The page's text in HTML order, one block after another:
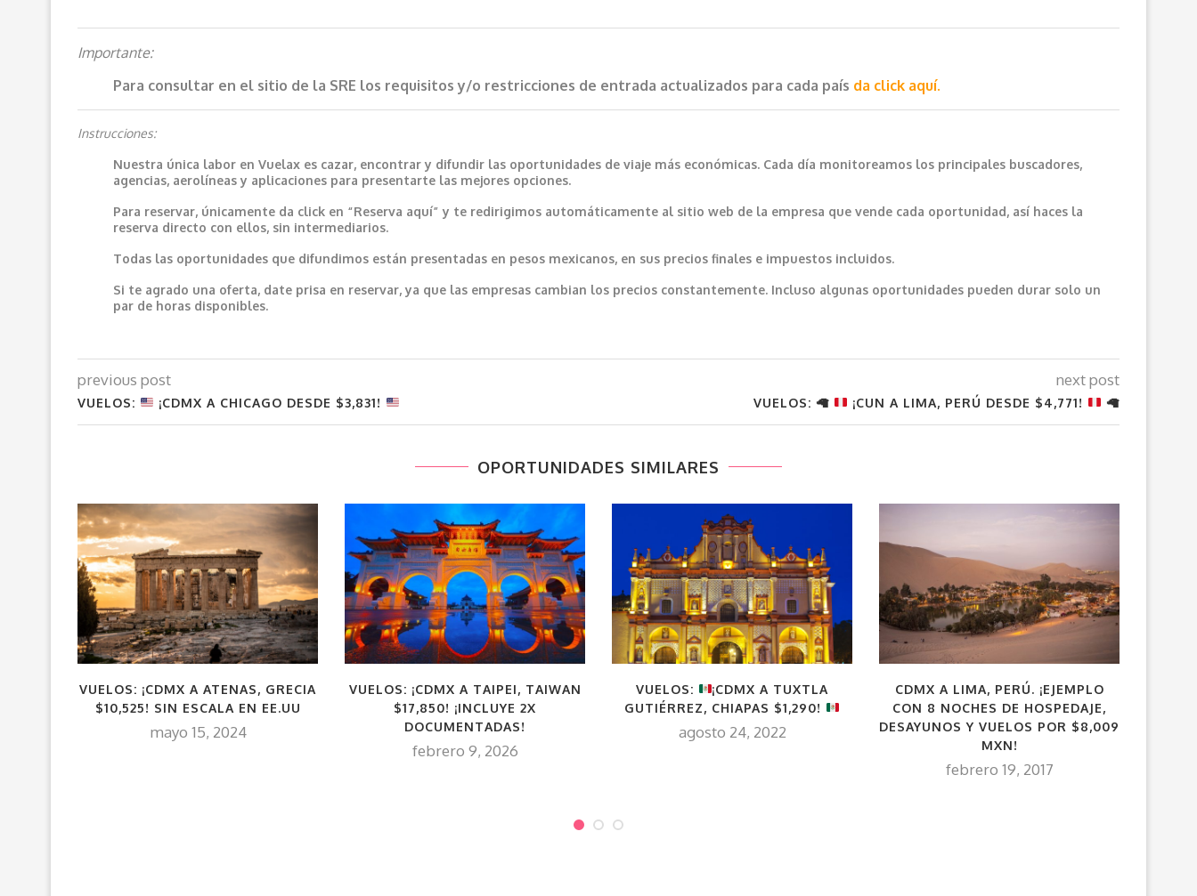
Importante:
Para consultar en el sitio de la SRE los requisitos y/o restricciones de entrada actualizados para cada país da click aquí.
Instrucciones:
Nuestra única labor en Vuelax es cazar, encontrar y difundir las oportunidades de viaje más económicas. Cada día monitoreamos los principales buscadores,
agencias, aerolíneas y aplicaciones para presentarte las mejores opciones.
Para reservar, únicamente da click en “Reserva aquí” y te redirigimos automáticamente al sitio web de la empresa que vende cada oportunidad, así haces la
reserva directo con ellos, sin intermediarios.
Todas las oportunidades que difundimos están presentadas en pesos mexicanos, en sus precios finales e impuestos incluidos.
Si te agrado una oferta, date prisa en reservar, ya que las empresas cambian los precios constantemente. Incluso algunas oportunidades pueden durar solo un
par de horas disponibles.
previous post
VUELOS: ¡CDMX A CHICAGO DESDE $3,831!
next post
VUELOS:🦙 ¡CUN A LIMA, PERÚ DESDE $4,771! 🦙
OPORTUNIDADES SIMILARES
VUELOS: ¡CDMX A ATENAS, GRECIA
$10,525! SIN ESCALA EN EE.UU
mayo 15, 2024
VUELOS: ¡CDMX A TAIPEI, TAIWAN
$17,850! ¡INCLUYE 2X
DOCUMENTADAS!
febrero 9, 2026
VUELOS:
¡CDMX A TUXTLA
GUTIÉRREZ, CHIAPAS $1,290!
agosto 24, 2022
CDMX A LIMA, PERÚ. ¡EJEMPLO
CON 8 NOCHES DE HOSPEDAJE,
DESAYUNOS Y VUELOS POR $8,009
MXN!
febrero 19, 2017